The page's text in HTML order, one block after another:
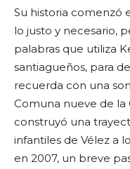
Su historia comenzó
lo justo y necesario,
palabras que utiliza
santiagueños, para
recuerda con una
Comuna nueve de la
construyó una
infantiles de Vélez a
en 2007, un breve